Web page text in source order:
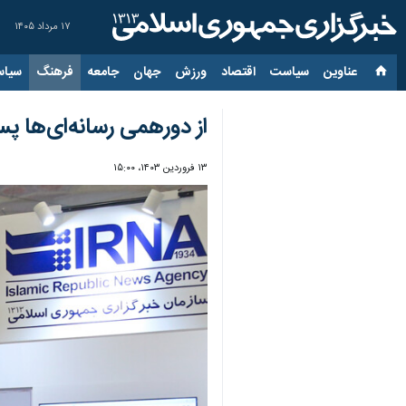
۱۷ مرداد ۱۴۰۵
عناوین‌ سیاست اقتصاد ورزش جهان جامعه فرهنگ
از دورهمی رسانه‌ای‌ها پس از ۶ سال تا تغییر نام «معاونت
۱۳ فروردین ۱۴۰۳، ۱۵:۰۰